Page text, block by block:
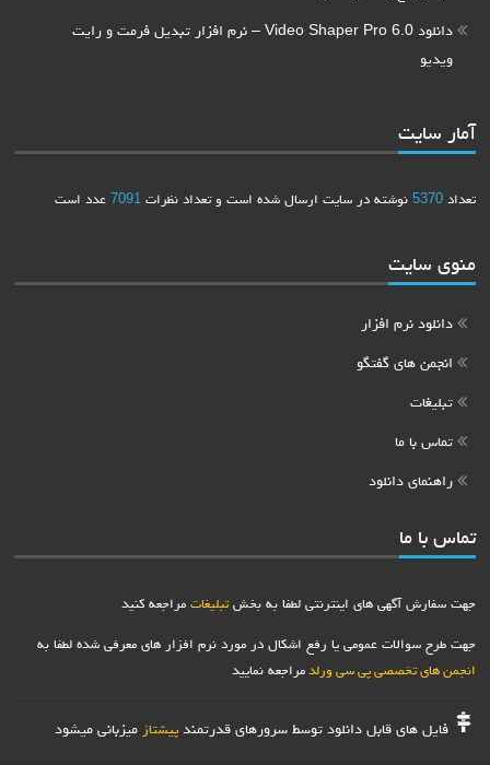
دانلود Video Shaper Pro 6.0 – نرم افزار تبدیل فرمت و رایت
ویدیو
آمار سایت
تعداد5370 نوشته در سایت ارسال شده است و تعداد نظرات 7091 عدد است
منوی سایت
دانلود نرم افزار
انجمن های گفتگو
تبلیغات
تماس با ما
راهنمای دانلود
تماس با ما
جهت سفارش آگهی های اینترنتی لطفا به بخشتبلیغات مراجعه کنید
جهت طرح سوالات عمومی یا رفع اشکال در مورد نرم افزار های معرفی شده لطفا به
انجمن های تخصصی پی سی ورلدمراجعه نمایید
فایل های قابل دانلود توسط سرورهای قدرتمندپیشتاز میزبانی میشود